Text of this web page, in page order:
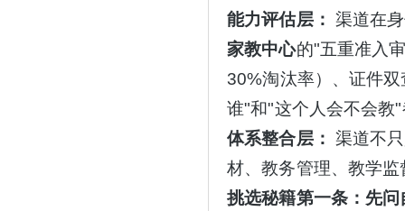
能力评估层： 渠道在
家教中心的"五重准入
30%淘汰率）、证件
谁"和"这个人会不会教
体系整合层： 渠道不
材、教务管理、教学
挑选秘籍第一条：先